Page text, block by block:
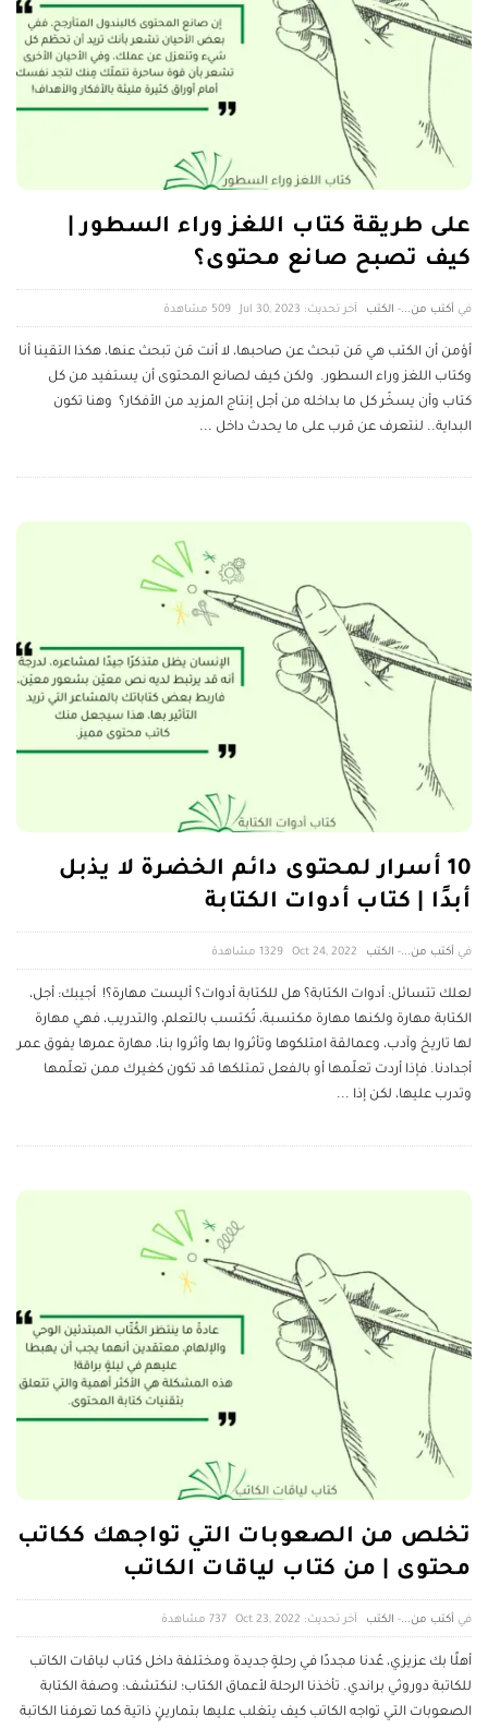
على طريقة كتاب اللغز وراء السطور |
كيف تصبح صانع محتوى؟
أكتب من...- الكتب آخر تحديث: Jul 30, 2023 509 ‎مشاهدة
أؤمن أن الكتب هي مَن تبحث عن صاحبها، لا أنت مَن تبحث عنها، هكذا التقينا أنا
وكتاب اللغز وراء السطور. ولكن كيف لصانع المحتوى أن يستفيد من كل
كتاب وأن يسخّر كل ما بداخله من أجل إنتاج المزيد من الأفكار؟ وهنا تكون
البداية.. لنتعرف عن قرب على ما يحدث داخل ...
10 أسرار لمحتوى دائم الخضرة لا يذبل
أبدًا | كتاب أدوات الكتابة
أكتب من...- الكتب Oct 24, 2022 1329 ‎مشاهدة
لعلك تتسائل: أدوات الكتابة؟ هل للكتابة أدوات؟ أليست مهارة؟! أجيبك: أجل،
الكتابة مهارة ولكنها مهارة مكتسبة، تُكتسب بالتعلم، والتدريب، فهي مهارة
لها تاريخ وآدب، وعمالقة امتلكوها وتأثروا بها وأثروا بنا، مهارة عمرها يفوق عمر
أجدادنا. فإذا أردت تعلّمها أو بالفعل تمتلكها قد تكون كغيرك ممن تعلّمها
وتدرب عليها، لكن إذا ...
تخلص من الصعوبات التي تواجهك ككاتب
محتوى | من كتاب لياقات الكاتب
أكتب من...- الكتب آخر تحديث: Oct 23, 2022 737 ‎مشاهدة
أهلًا بك عزيزي، عُدنا مجددًا في رحلةٍ جديدة ومختلفة داخل كتاب لياقات الكاتب
للكاتبة دوروثي براندي. تأخذنا الرحلة لأعماق الكتاب؛ لنكتشف: وصفة الكتابة
الصعوبات التي تواجه الكاتب كيف يتغلب عليها بتمارينٍ ذاتية كما تعرفنا الكاتبة